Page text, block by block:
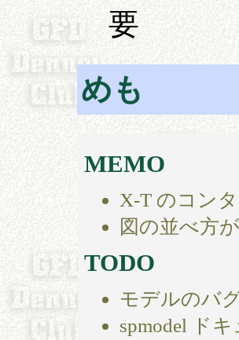
要
めも
MEMO
X-T のコン
図の並べ方
TODO
モデルのバ
spmodel ド